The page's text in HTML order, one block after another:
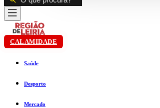
CALAMIDADE
Saúde
Desporto
Mercado